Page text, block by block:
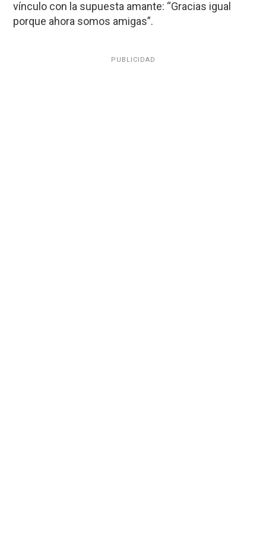
vínculo con la supuesta amante: “Gracias igual
porque ahora somos amigas”.
PUBLICIDAD